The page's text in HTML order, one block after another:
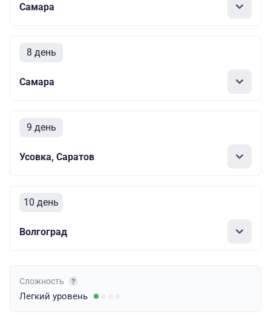
Самара
8 день
Самара
9 день
Усовка, Саратов
10 день
Волгоград
Сложность
Легкий уровень